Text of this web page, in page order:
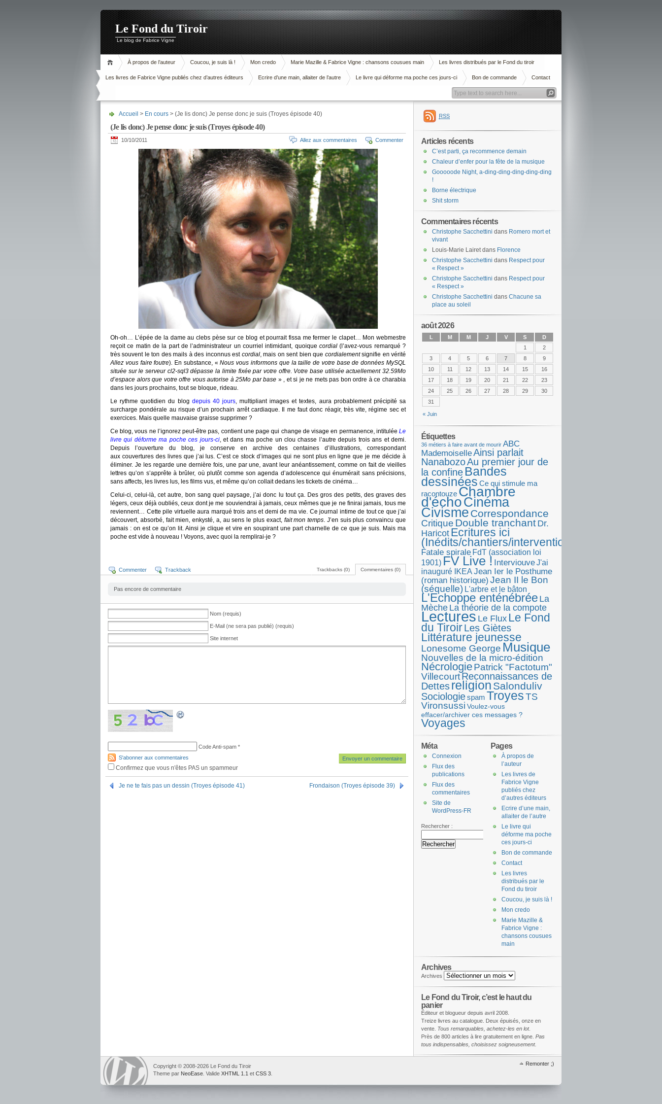
Le Fond du Tiroir
Le blog de Fabrice Vigne
À propos de l’auteur Coucou, je suis là ! Mon credo Marie Mazille & Fabrice Vigne : chansons cousues main Les livres distribués par le Fond du tiroir
Les livres de Fabrice Vigne publiés chez d’autres éditeurs Ecrire d’une main, allaiter de l’autre Le livre qui déforme ma poche ces jours-ci Bon de commande Contact
Accueil > En cours > (Je lis donc) Je pense donc je suis (Troyes épisode 40)
(Je lis donc) Je pense donc je suis (Troyes épisode 40)
10/10/2011 Commenter
Allez aux commentaires
Oh-oh… L’épée de la dame au clebs pèse sur ce blog et pourrait fissa me fermer le clapet… Mon webmestre
reçoit ce matin de la part de l’administrateur un courriel intimidant, quoique cordial (l’avez-vous remarqué ?
très souvent le ton des mails à des inconnus est cordial, mais on sent bien que cordialementsignifie en vérité
Allez vous faire foutre). En substance, «Nous vous informons que la taille de votre base de données MySQL
située sur le serveur cl2-sql3 dépasse la limite fixée par votre offre. Votre base utilisée actuellement 32.59Mo
d’espace alors que votre offre vous autorise à 25Mo par base » , et si je ne mets pas bon ordre à ce charabia
dans les jours prochains, tout se bloque, rideau.
Le rythme quotidien du blog depuis 40 jours, multipliant images et textes, aura probablement précipité sa
surcharge pondérale au risque d’un prochain arrêt cardiaque. Il me faut donc réagir, très vite, régime sec et
exercices. Mais quelle mauvaise graisse supprimer ?
Ce blog, vous ne l’ignorez peut-être pas, contient une page qui change de visage en permanence, intitulée Le
livre qui déforme ma poche ces jours-ci, et dans ma poche un clou chasse l’autre depuis trois ans et demi.
Depuis l’ouverture du blog, je conserve en archive des centaines d’illustrations, correspondant
aux couvertures des livres que j’ai lus. C’est ce stock d’images qui ne sont plus en ligne que je me décide à
éliminer. Je les regarde une dernière fois, une par une, avant leur anéantissement, comme on fait de vieilles
lettres qu’on s’apprête à brûler, où plutôt comme son agenda d’adolescence qui énumérait sans précisions,
sans affects, les livres lus, les films vus, et même qu’on collait dedans les tickets de cinéma…
Celui-ci, celui-là, cet autre, bon sang quel paysage, j’ai donc lu tout ça. Des gros des petits, des graves des
légers, ceux déjà oubliés, ceux dont je me souviendrai à jamais, ceux mêmes que je ne finirai jamais, tous me
reviennent… Cette pile virtuelle aura marqué trois ans et demi de ma vie. Ce journal intime de tout ce que j’ai
découvert, absorbé, fait mien, enkysté, a, au sens le plus exact, fait mon temps. J’en suis plus convaincu que
jamais : on est ce qu’on lit. Ainsi je clique et vire en soupirant une part charnelle de ce que je suis. Mais ma
poche est vide à nouveau ! Voyons, avec quoi la remplirai-je ?
Commentaires (0)
Trackbacks (0)
Commenter Trackback
Pas encore de commentaire
Nom (requis)
E-Mail (ne sera pas publié) (requis)
Site internet
Code Anti-spam *
S'abonner aux commentaires
Confirmez que vous n'êtes PAS un spammeur
Je ne te fais pas un dessin (Troyes épisode 41) Frondaison (Troyes épisode 39)
RSS
Articles récents
C’est parti, ça recommence demain
Chaleur d’enfer pour la fête de la musique
Gooooode Night, a-ding-ding-ding-ding-ding
!
Borne électrique
Shit storm
Commentaires récents
Christophe Sacchettini dans Romero mort et
vivant
Louis-Marie Lairetdans Florence
Christophe Sacchettini dans Respect pour
« Respect »
Christophe Sacchettini dans Respect pour
« Respect »
Christophe Sacchettini dans Chacune sa
place au soleil
août 2026
L M M J V S D
« Juin
1
2
3
4 5 6 7 8
9
10
11 12 13 14 15
16
17
18 19 20 21 22
23
24
25 26 27 28 29
30
31
Étiquettes
36 métiers à faire avant de mourir ABC
MademoiselleAinsi parlait
NanabozoAu premier jour de
la confine Bandes
dessinées Ce qui stimule ma
racontouze Chambre
d'échoCinéma
Civisme Correspondance
Critique Double tranchant Dr.
Haricot Ecritures ici
(Inédits/chantiers/interventions)
Fatale spirale FdT (association loi
1901) FV Live ! InterviouveJ'ai
inauguré IKEA Jean Ier le Posthume
(roman historique) Jean II le Bon
(séquelle) L'arbre et le bâton
L'Echoppe enténébrée La
Mèche La théorie de la compote
LecturesLe FluxLe Fond
du TiroirLes Giètes
Littérature jeunesse
Lonesome George Musique
Nouvelles de la micro-édition
NécrologiePatrick "Factotum"
VillecourtReconnaissances de
Dettesreligion Salonduliv
Sociologiespam TroyesTS
Vironsussi Voulez-vous
effacer/archiver ces messages ?
Voyages
Pages
À propos de
l’auteur
Les livres de
Fabrice Vigne
publiés chez
d’autres éditeurs
Ecrire d’une main,
allaiter de l’autre
Le livre qui
déforme ma poche
ces jours-ci
Bon de commande
Contact
Les livres
distribués par le
Fond du tiroir
Coucou, je suis là !
Mon credo
Marie Mazille &
Fabrice Vigne :
chansons cousues
main
Méta
Connexion
Flux des
publications
Flux des
commentaires
Site de
WordPress-FR
Rechercher :
Archives
Archives
Le Fond du Tiroir, c’est le haut du
panier
Éditeur et blogueur depuis avril 2008.
Treize livres au catalogue. Deux épuisés, onze en
vente. Tous remarquables, achetez-les en lot.
Près de 800 articles à lire gratuitement en ligne. Pas
tous indispensables, choisissez soigneusement.
Remonter ;)
Copyright © 2008-2026 Le Fond du Tiroir
Theme par NeoEase . Valide XHTML 1.1 et CSS 3